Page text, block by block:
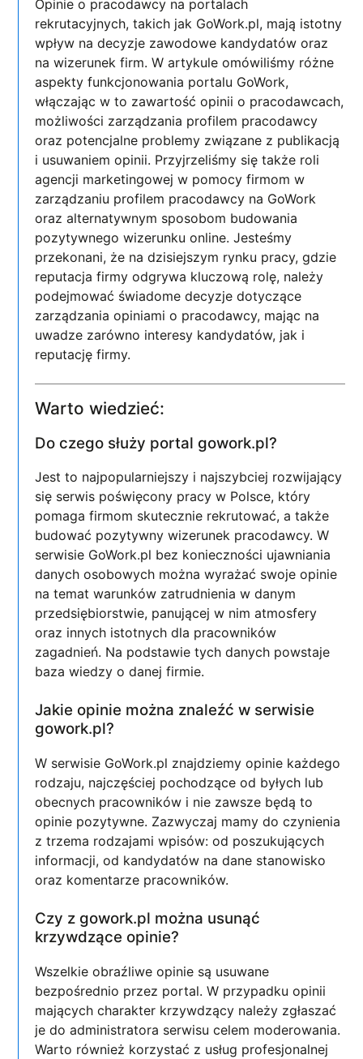
Opinie o pracodawcy na portalach
rekrutacyjnych, takich jak GoWork.pl, mają istotny
wpływ na decyzje zawodowe kandydatów oraz
na wizerunek firm. W artykule omówiliśmy różne
aspekty funkcjonowania portalu GoWork,
włączając w to zawartość opinii o pracodawcach,
możliwości zarządzania profilem pracodawcy
oraz potencjalne problemy związane z publikacją
i usuwaniem opinii. Przyjrzeliśmy się także roli
agencji marketingowej w pomocy firmom w
zarządzaniu profilem pracodawcy na GoWork
oraz alternatywnym sposobom budowania
pozytywnego wizerunku online. Jesteśmy
przekonani, że na dzisiejszym rynku pracy, gdzie
reputacja firmy odgrywa kluczową rolę, należy
podejmować świadome decyzje dotyczące
zarządzania opiniami o pracodawcy, mając na
uwadze zarówno interesy kandydatów, jak i
reputację firmy.
Warto wiedzieć:
Do czego służy portal gowork.pl?
Jest to najpopularniejszy i najszybciej rozwijający
się serwis poświęcony pracy w Polsce, który
pomaga firmom skutecznie rekrutować, a także
budować pozytywny wizerunek pracodawcy. W
serwisie GoWork.pl bez konieczności ujawniania
danych osobowych można wyrażać swoje opinie
na temat warunków zatrudnienia w danym
przedsiębiorstwie, panującej w nim atmosfery
oraz innych istotnych dla pracowników
zagadnień. Na podstawie tych danych powstaje
baza wiedzy o danej firmie.
Jakie opinie można znaleźć w serwisie
gowork.pl?
W serwisie GoWork.pl znajdziemy opinie każdego
rodzaju, najczęściej pochodzące od byłych lub
obecnych pracowników i nie zawsze będą to
opinie pozytywne. Zazwyczaj mamy do czynienia
z trzema rodzajami wpisów: od poszukujących
informacji, od kandydatów na dane stanowisko
oraz komentarze pracowników.
Czy z gowork.pl można usunąć
krzywdzące opinie?
Wszelkie obraźliwe opinie są usuwane
bezpośrednio przez portal. W przypadku opinii
mających charakter krzywdzący należy zgłaszać
je do administratora serwisu celem moderowania.
Warto również korzystać z usług profesjonalnej